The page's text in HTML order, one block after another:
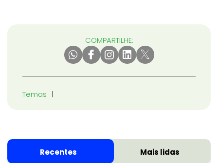
COMPARTILHE:
Temas
Recentes Mais lidas